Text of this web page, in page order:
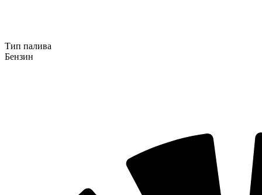
Тип палива
Бензин